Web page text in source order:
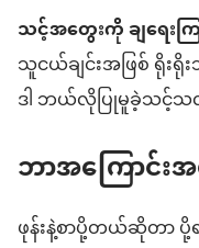
သင့်အတွေးကို ချရေးက
သူငယ်ချင်းအဖြစ် ရိုး
ဒါ ဘယ်လိုပြုမူခဲ့သင့်သ
ဘာအကြောင်း
ဖုန်းနဲ့စာပို့တယ်ဆိုတာ